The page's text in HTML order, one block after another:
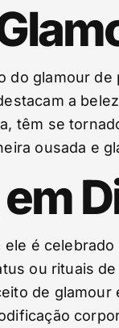
do glamour
a
têm se
ousada e
é
ou rituais
de